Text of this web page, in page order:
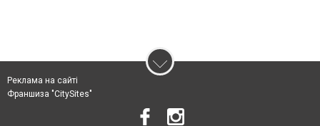
Реклама на сайті
Франшиза "CitySites"